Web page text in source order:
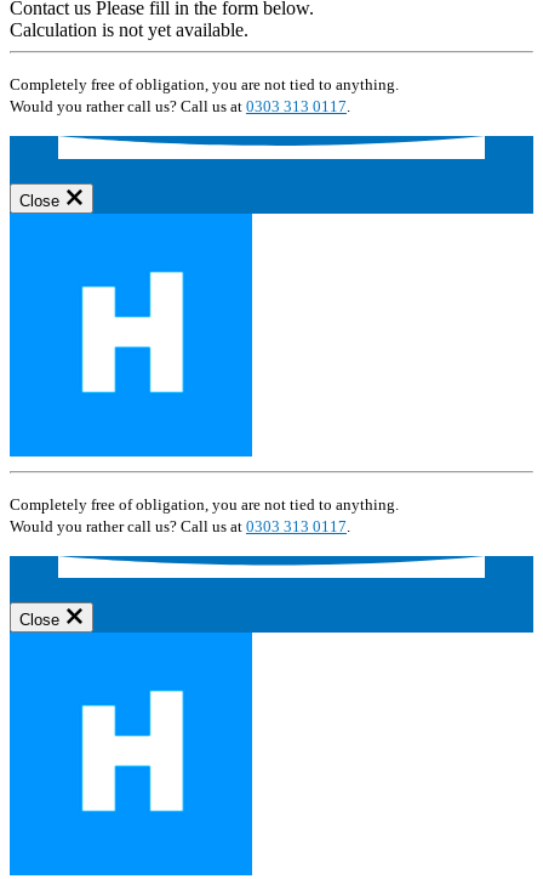
Contact us Please fill in the form below.
Calculation is not yet available.
Completely free of obligation, you are not tied to anything.
Would you rather call us? Call us at 0303 313 0117.
Close
Completely free of obligation, you are not tied to anything.
Would you rather call us? Call us at 0303 313 0117
Close